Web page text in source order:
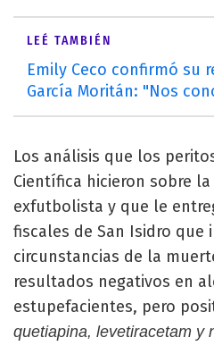
LEÉ TAMBIÉN
Emily Ceco confirmó su
García Moritán: "Nos
Los análisis que los
Científica hicieron sobre
exfutbolista y que le
fiscales de San Isidro que
circunstancias de la
resultados negativos en
estupefacientes, pero
quetiapina, levetiracetam y